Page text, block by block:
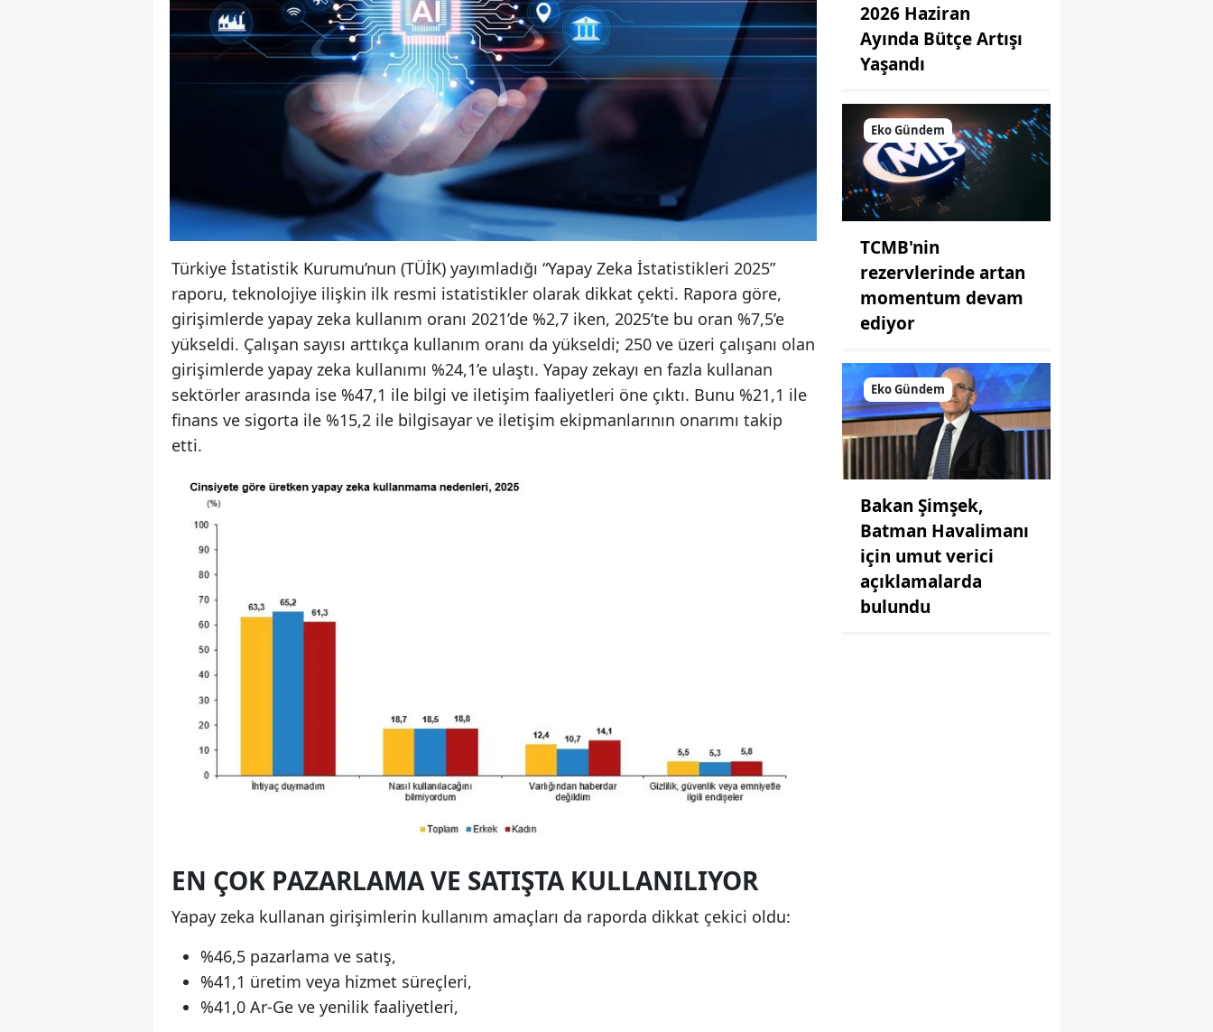
Türkiye İstatistik Kurumu’nun (TÜİK) yayımladığı “Yapay Zeka İstatistikleri 2025”
raporu, teknolojiye ilişkin ilk resmi istatistikler olarak dikkat çekti. Rapora göre,
girişimlerde yapay zeka kullanım oranı 2021’de %2,7 iken, 2025’te bu oran %7,5’e
yükseldi. Çalışan sayısı arttıkça kullanım oranı da yükseldi; 250 ve üzeri çalışanı olan
girişimlerde yapay zeka kullanımı %24,1’e ulaştı. Yapay zekayı en fazla kullanan
sektörler arasında ise %47,1 ile bilgi ve iletişim faaliyetleri öne çıktı. Bunu %21,1 ile
finans ve sigorta ile %15,2 ile bilgisayar ve iletişim ekipmanlarının onarımı takip
etti.
EN ÇOK PAZARLAMA VE SATIŞTA KULLANILIYOR
Yapay zeka kullanan girişimlerin kullanım amaçları da raporda dikkat çekici oldu:
%46,5 pazarlama ve satış,
%41,1 üretim veya hizmet süreçleri,
%41,0 Ar-Ge ve yenilik faaliyetleri,
2026 Haziran
Ayında Bütçe Artışı
Yaşandı
Eko Gündem
TCMB'nin
rezervlerinde artan
momentum devam
ediyor
Eko Gündem
Bakan Şimşek,
Batman Havalimanı
için umut verici
açıklamalarda
bulundu